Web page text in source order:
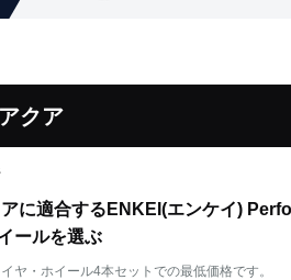
クア
アに適合するENKEI(エンケイ)
ールを選ぶ
ヤ・ホイール4本セットでの最低価格です。